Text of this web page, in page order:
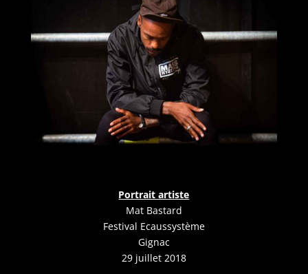
Portrait artiste
Mat Bastard
Festival Ecaussystème
Gignac
29 juillet 2018